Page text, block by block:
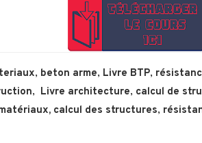
, beton arme, Livre BTP,
, Livre architecture, calcul de
calcul des structures,